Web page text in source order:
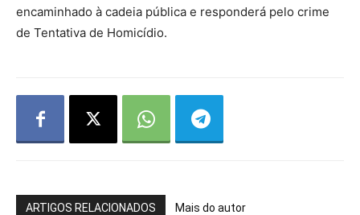
encaminhado à cadeia pública e responderá pelo crime
de Tentativa de Homicídio.
ARTIGOS RELACIONADOS Mais do autor